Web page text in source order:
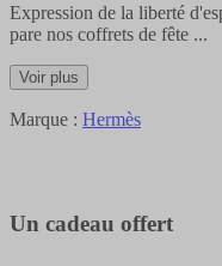
Expression de la liberté
pare nos coffrets de fête ...
Voir plus
Marque : Hermès
Un cadeau offert